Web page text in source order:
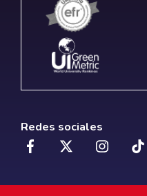
Redes sociales